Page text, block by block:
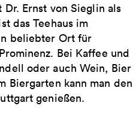
Dr. Ernst von Sieglin als
das Teehaus im
beliebter Ort für
Bei Kaffee und
oder auch Wein, Bier
Biergarten kann man den
genießen.